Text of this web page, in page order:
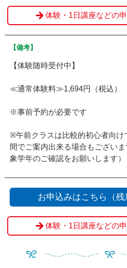
体験・1日講座などの
【備考】
【体験随時受付中】
≪通常体験料≫1,694円（税込）
※事前予約が必要です
※午前クラスは比較的初心者向け
間でご案内出来る場合もござい
象学年のご確認をお願いします）
お申込みはこちら（残
体験・1日講座などの